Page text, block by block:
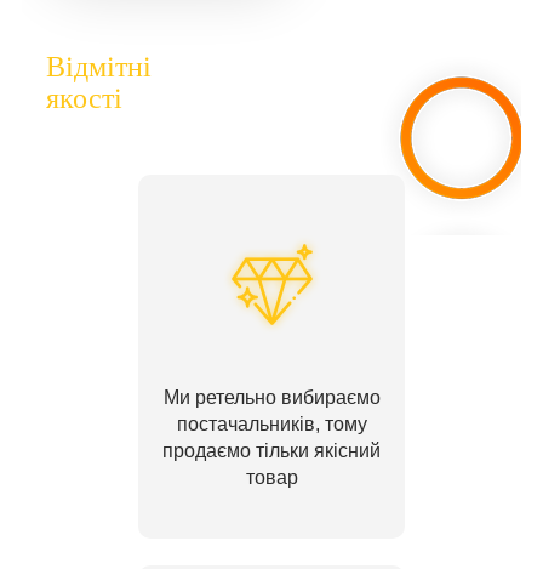
Відмітні
якості
Ми ретельно вибираємо
постачальників, тому
продаємо тільки якісний
товар